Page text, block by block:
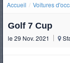
Accueil Voitures
Golf 7 Cup
le 29 Nov. 2021
D'OCCASION